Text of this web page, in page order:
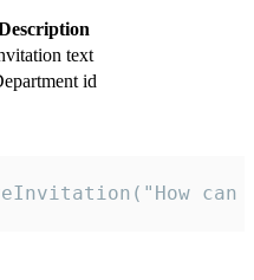
text
id